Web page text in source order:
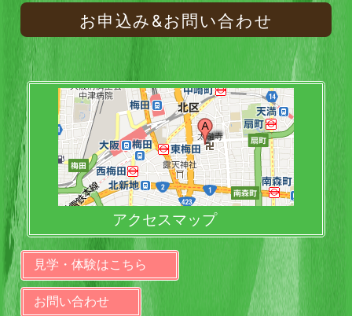
お申込み&お問い合わせ
アクセスマップ
見学・体験はこちら
お問い合わせ